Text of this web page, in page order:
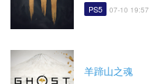
PS5 07-10 19:57
羊蹄山之魂